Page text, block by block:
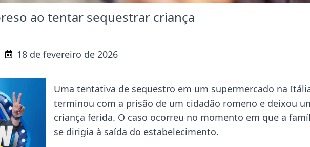
ao tentar sequestrar criança
18 de fevereiro de 2026
Uma tentativa de sequestro em um supermercado na
terminou com a prisão de um cidadão romeno e deixou
criança ferida. O caso ocorreu no momento em que a
se dirigia à saída do estabelecimento.